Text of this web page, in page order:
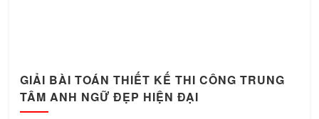
GIẢI BÀI TOÁN THIẾT KẾ THI CÔNG TRUNG
TÂM ANH NGỮ ĐẸP HIỆN ĐẠI